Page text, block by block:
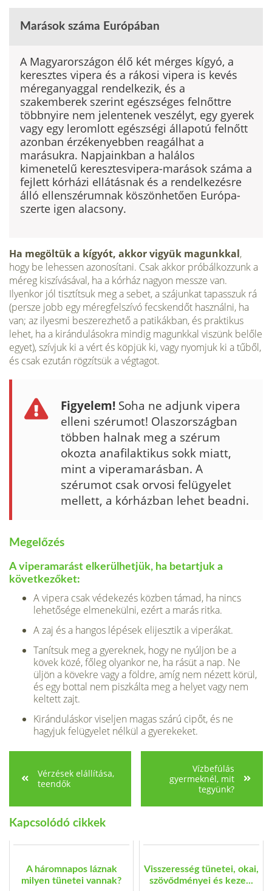
Marások száma Európában
A Magyarországon élő két mérges kígyó, a
keresz­tes vipera és a rákosi vipera is kevés
méreganyaggal rendelkezik, és a
szakemberek szerint egészséges fel­nőttre
többnyire nem jelentenek veszélyt, egy gyerek
vagy egy leromlott egészségi állapotú felnőtt
azon­ban érzékenyebben reagálhat a
marásukra. Napjaink­ban a halálos
kimenetelű keresztesvipera-marások száma a
fejlett kórházi ellátásnak és a rendelkezésre
álló ellenszérumnak köszönhetően Európa-
szerte igen alacsony.
Ha megöltük a kígyót, akkor vigyük magunkkal,
hogy be lehessen azonosítani. Csak akkor próbál­kozzunk a
méreg kiszívásával, ha a kórház nagyon messze van.
Ilyenkor jól tisztítsuk meg a sebet, a szájunkat tapasszuk rá
(persze jobb egy méregfelszívó fecskendőt használni, ha
van; az ilyesmi beszerezhető a patikákban, és praktikus
lehet, ha a ki­rándulásokra mindig magunkkal viszünk belőle
egyet), szívjuk ki a vért és köpjük ki, vagy nyomjuk ki a tűből,
és csak ezután rögzítsük a végtagot.
Figyelem! Soha ne adjunk vipera
elleni szérumot! Olaszországban
többen halnak meg a szérum
okozta anafilaktikus sokk miatt,
mint a viperamarásban. A
szérumot csak orvosi felügyelet
mellett, a kórházban lehet beadni.
Megelőzés
A viperamarást elkerül­hetjük, ha betartjuk a
következőket:
A vipera csak védekezés közben támad, ha nincs
lehetősége elmenekülni, ezért a marás ritka.
A zaj és a hangos lépések elijesztik a viperákat.
Tanítsuk meg a gyereknek, hogy ne nyúljon be a
kövek közé, főleg olyankor ne, ha rásüt a nap. Ne
üljön a kövekre vagy a földre, amíg nem nézett körül,
és egy bottal nem piszkálta meg a helyet vagy nem
keltett zajt.
Kiránduláskor viseljen magas szárú cipőt, és ne
hagyjuk felügyelet nélkül a gyerekeket.
Vérzések elállítása,
teendők
Vízbefúlás
gyermeknél, mit
tegyünk?
Kapcsolódó cikkek
A háromnapos láznak
milyen tünetei vannak?
Visszeresség tünetei, okai,
szövődményei és keze...